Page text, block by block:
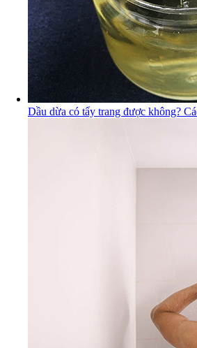
Dầu dừa có tẩy trang được không?